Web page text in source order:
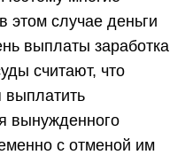
этом случае деньги
выплаты заработка
считают, что
выплатить
вынужденного
с отменой им